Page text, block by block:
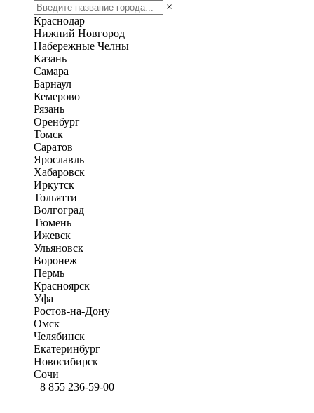
×
Краснодар
Нижний Новгород
Набережные Челны
Казань
Самара
Барнаул
Кемерово
Рязань
Оренбург
Томск
Саратов
Ярославль
Хабаровск
Иркутск
Тольятти
Волгоград
Тюмень
Ижевск
Ульяновск
Воронеж
Пермь
Красноярск
Уфа
Ростов-на-Дону
Омск
Челябинск
Екатеринбург
Новосибирск
Сочи
8 855 236-59-00